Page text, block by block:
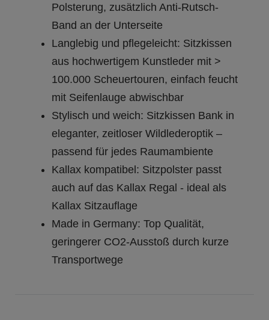
Polsterung, zusätzlich Anti-Rutsch-
Band an der Unterseite
Langlebig und pflegeleicht: Sitzkissen
aus hochwertigem Kunstleder mit >
100.000 Scheuertouren, einfach feucht
mit Seifenlauge abwischbar
Stylisch und weich: Sitzkissen Bank in
eleganter, zeitloser Wildlederoptik –
passend für jedes Raumambiente
Kallax kompatibel: Sitzpolster passt
auch auf das Kallax Regal - ideal als
Kallax Sitzauflage
Made in Germany: Top Qualität,
geringerer CO2-Ausstoß durch kurze
Transportwege